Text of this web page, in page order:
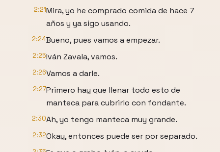
2:21Mira, yo he comprado comida de hace 7
años y ya sigo usando.
2:24Bueno, pues vamos a empezar.
2:25Iván Zavala, vamos.
2:26Vamos a darle.
2:27Primero hay que llenar todo esto de
manteca para cubrirlo con fondante.
2:30Ah, yo tengo manteca muy grande.
2:32Okay, entonces puede ser por separado.